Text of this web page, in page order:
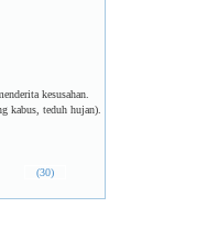
kesusahan.
kabus, teduh hujan).
(30)